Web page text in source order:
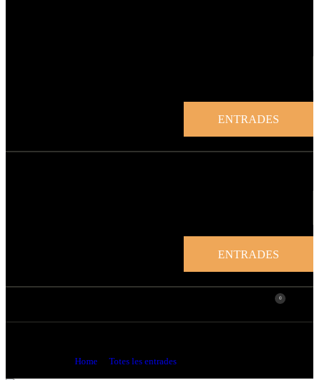
ENTRADES
ENTRADES
0
Home Totes les entrades